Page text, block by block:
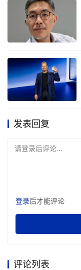
发表回复
请登录后评论...
登录后才能评论
评论列表